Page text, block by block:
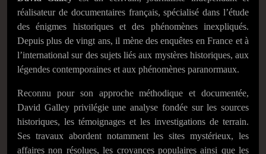
réalisateur de documentaires français, spécialisé dans l’étude
des énigmes historiques et des phénomènes inexpliqués.
Depuis plus de vingt ans, il mène des enquêtes en France et à
l’international sur des sujets liés aux mystères historiques, aux
légendes contemporaines et aux phénomènes paranormaux.
Reconnu pour son approche méthodique et documentée,
David Galley privilégie une analyse fondée sur les sources
historiques, les témoignages et les investigations de terrain.
Ses travaux abordent notamment les sites mystérieux, les
affaires non résolues, les croyances populaires ainsi que les